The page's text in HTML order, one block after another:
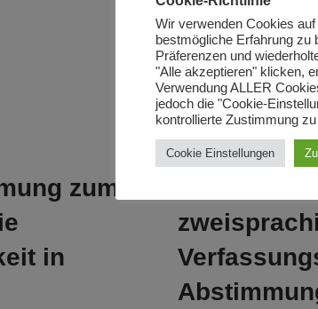
Makedonien finden
Verhandlungen zur
statt. Die griechische
Lösung, welche den
zum
in
Wir verwenden Cookies
bestmögliche Erfahrung zu
Präferenzen und
"Alle akzeptieren" klicken,
Verwendung ALLER
jedoch die "Cookie-
kontrollierte Zustimmung zu
Cookie Einstellungen